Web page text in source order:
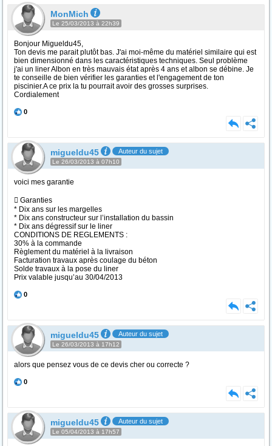
MonMich
Le 25/03/2013 à 22h39
Bonjour Migueldu45,
Ton devis me parait plutôt bas. J'ai moi-même du matériel similaire qui est
bien dimensionné dans les caractéristiques techniques. Seul problème
j'ai un liner Albon en très mauvais état après 4 ans et albon se débine. Je
te conseille de bien vérifier les garanties et l'engagement de ton
piscinier.A ce prix la tu pourrait avoir des grosses surprises.
Cordialement
0
migueldu45 Auteur du sujet
Le 26/03/2013 à 07h10
voici mes garantie
 Garanties
* Dix ans sur les margelles
* Dix ans constructeur sur l’installation du bassin
* Dix ans dégressif sur le liner
CONDITIONS DE REGLEMENTS :
30% à la commande
Règlement du matériel à la livraison
Facturation travaux après coulage du béton
Solde travaux à la pose du liner
Prix valable jusqu’au 30/04/2013
0
migueldu45 Auteur du sujet
Le 26/03/2013 à 17h12
alors que pensez vous de ce devis cher ou correcte ?
0
migueldu45 Auteur du sujet
Le 05/04/2013 à 17h57